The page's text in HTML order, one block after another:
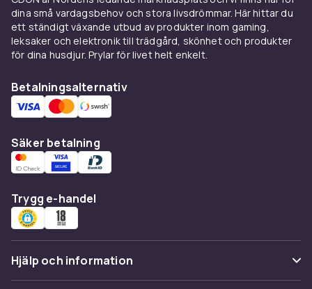
dina små vardagsbehov och stora livsdrömmar. Här hittar du
ett ständigt växande utbud av produkter inom gaming,
leksaker och elektronik till trädgård, skönhet och produkter
för dina husdjur. Prylar för livet helt enkelt.
Betalningsalternativ
Säker betalning
Trygg e-handel
Hjälp och information